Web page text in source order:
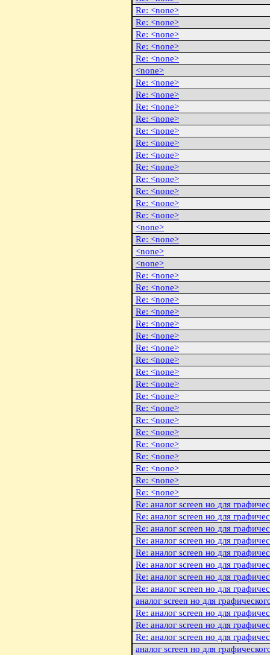
Re: <none>
Re: <none>
Re: <none>
Re: <none>
Re: <none>
<none>
Re: <none>
Re: <none>
Re: <none>
Re: <none>
Re: <none>
Re: <none>
Re: <none>
Re: <none>
Re: <none>
Re: <none>
Re: <none>
Re: <none>
<none>
Re: <none>
<none>
<none>
Re: <none>
Re: <none>
Re: <none>
Re: <none>
Re: <none>
Re: <none>
Re: <none>
Re: <none>
Re: <none>
Re: <none>
Re: <none>
Re: <none>
Re: <none>
Re: <none>
Re: <none>
Re: <none>
Re: <none>
Re: <none>
Re: <none>
Re: аналог screen но для
Re: аналог screen но для
Re: аналог screen но для
Re: аналог screen но для
Re: аналог screen но для
Re: аналог screen но для
Re: аналог screen но для
Re: аналог screen но для
аналог screen но для
Re: аналог screen но для
Re: аналог screen но для
Re: аналог screen но для
аналог screen но для